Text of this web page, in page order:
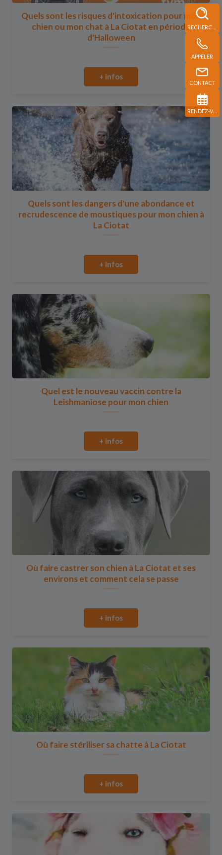
APPELER
CONTACT
RENDEZ-VOUS
Quels sont les risques d'intoxication pour mon
chien ou mon chat à La Ciotat en période
d'Halloween
+ infos
Quels sont les dangers d'une abondance et
recrudescence de moustiques pour mon chien à
La Ciotat
+ infos
Quel est le nouveau vaccin contre la
Leishmaniose pour mon chien
+ infos
Où faire castrer son chien à La Ciotat et ses
environs et comment cela se passe
+ infos
Où faire stériliser sa chatte à La Ciotat
+ infos